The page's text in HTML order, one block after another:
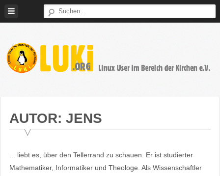
Bereich
AUTOR: JENS
... liebt es, über den Tellerrand zu schauen. Er ist studierter
Mathematiker, Informatiker und Theologe. Als Wissenschaftler